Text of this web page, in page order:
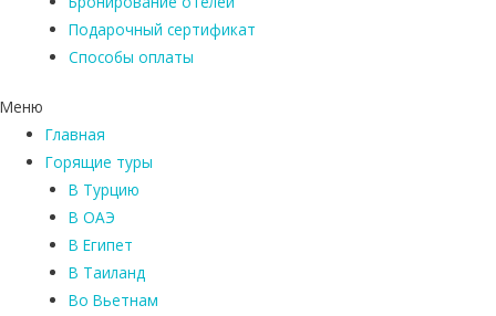
Подарочный сертификат
Способы оплаты
Меню
Главная
Горящие туры
В Турцию
В ОАЭ
В Египет
В Таиланд
Во Вьетнам